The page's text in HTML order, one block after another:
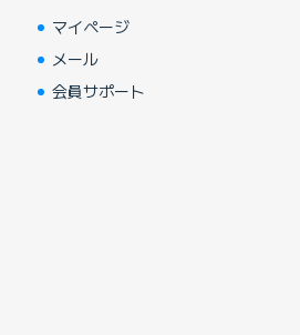
マイページ
メール
会員サポート